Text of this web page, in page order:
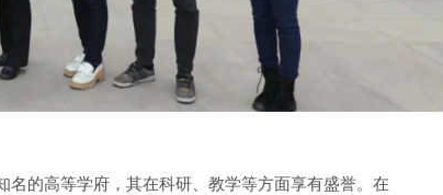
名的高等学府，其在科研、教学等方面享有盛誉。在